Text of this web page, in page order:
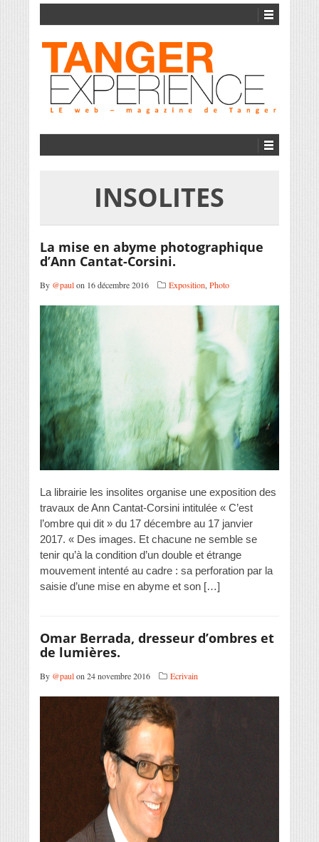
INSOLITES
La mise en abyme photographique
d’Ann Cantat-Corsini.
By @paulon 16 décembre 2016 Exposition, Photo
La librairie les insolites organise une exposition des
travaux de Ann Cantat-Corsini intitulée « C’est
l’ombre qui dit » du 17 décembre au 17 janvier
2017. « Des images. Et chacune ne semble se
tenir qu’à la condition d’un double et étrange
mouvement intenté au cadre : sa perforation par la
saisie d’une mise en abyme et son […]
Omar Berrada, dresseur d’ombres et
de lumières.
By @paulon 24 novembre 2016 Ecrivain